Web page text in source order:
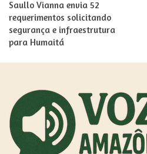
Saullo Vianna envia 52
requerimentos solicitando
segurança e infraestrutura
para Humaitá